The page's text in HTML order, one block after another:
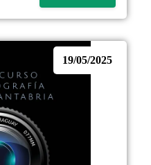
19/05/2025